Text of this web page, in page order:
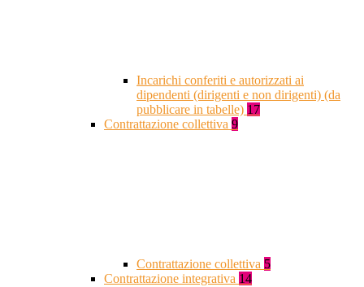
Incarichi conferiti e autorizzati ai
dipendenti (dirigenti e non dirigenti) (da
pubblicare in tabelle) 17
Contrattazione collettiva 9
Contrattazione collettiva 5
Contrattazione integrativa 14